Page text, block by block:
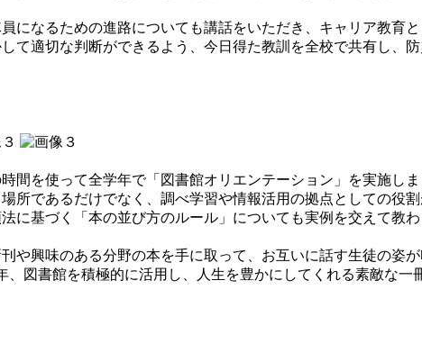
なるための進路についても講話をいただき、キャリア教育と
適切な判断ができるよう、今日得た教訓を全校で共有し、防
を使って全学年で「図書館オリエンテーション」を実施し
所であるだけでなく、調べ学習や情報活用の拠点としての役
に基づく「本の並び方のルール」についても実例を交えて教
興味のある分野の本を手に取って、お互いに話す生徒の姿が
図書館を積極的に活用し、人生を豊かにしてくれる素敵な一